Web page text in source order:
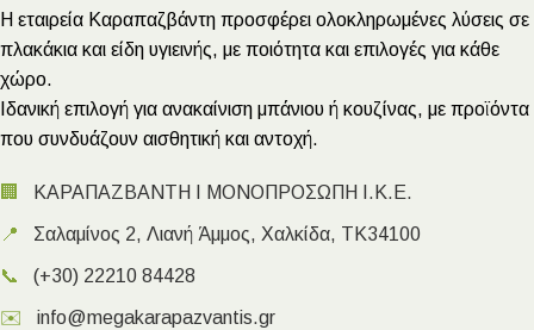
Η εταιρεία Καραπαζβάντη προσφέρει ολοκληρωμένες λύσεις σε
πλακάκια και είδη υγιεινής, με ποιότητα και επιλογές για κάθε
χώρο.
Ιδανική επιλογή για ανακαίνιση μπάνιου ή κουζίνας, με προϊόντα
που συνδυάζουν αισθητική και αντοχή.
🏢 ΚΑΡΑΠΑΖΒΑΝΤΗ Ι ΜΟΝΟΠΡΟΣΩΠΗ Ι.Κ.Ε.
📍 Σαλαμίνος 2, Λιανή Άμμος, Χαλκίδα, ΤΚ34100
📞 (+30) 22210 84428
✉️ info@megakarapazvantis.gr